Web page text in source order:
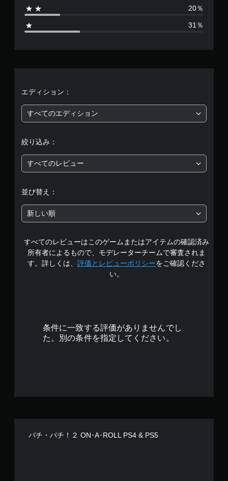
8
価
5
段
中
の
2
.
20％
31％
エディション：
すべてのエディション
絞り込み：
すべてのレビュー
並び替え：
新しい順
すべてのレビューはこのゲームまたはアイテムの確認済み
所有者によるもので、モデレーターチームで審査されま
す。詳しくは、 評価とレビューポリシーをご確認くださ
い。
条件に一致する評価がありませんでし
た。別の条件を指定してください。
パチ・パチ！２ ON･A･ROLL PS4 & PS5